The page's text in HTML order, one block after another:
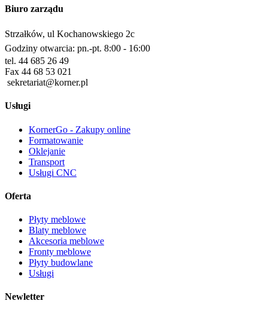
Biuro zarządu
Strzałków, ul Kochanowskiego 2c
Godziny otwarcia: pn.-pt. 8:00 - 16:00
tel. 44 685 26 49
Fax 44 68 53 021
sekretariat@korner.pl
Usługi
KornerGo - Zakupy online
Formatowanie
Oklejanie
Transport
Usługi CNC
Oferta
Płyty meblowe
Blaty meblowe
Akcesoria meblowe
Fronty meblowe
Płyty budowlane
Usługi
Newletter